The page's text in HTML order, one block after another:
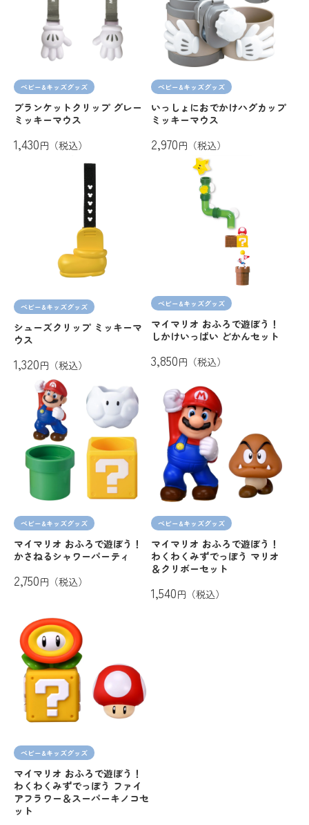
ベビー&キッズグッズ
ブランケットクリップ グレー
ミッキーマウス
1,430円（税込）
ベビー&キッズグッズ
いっしょにおでかけハグカップ
ミッキーマウス
2,970円（税込）
ベビー&キッズグッズ
シューズクリップ ミッキーマ
ウス
1,320円（税込）
ベビー&キッズグッズ
マイマリオ おふろで遊ぼう！
しかけいっぱい どかんセット
3,850円（税込）
ベビー&キッズグッズ
マイマリオ おふろで遊ぼう！
かさねるシャワーパーティ
2,750円（税込）
ベビー&キッズグッズ
マイマリオ おふろで遊ぼう！
わくわくみずでっぽう マリオ
＆クリボーセット
1,540円（税込）
ベビー&キッズグッズ
マイマリオ おふろで遊ぼう！
わくわくみずでっぽう ファイ
アフラワー＆スーパーキノコセ
ット